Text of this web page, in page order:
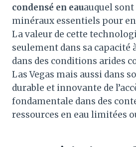
condensé en eauauquel sont
minéraux essentiels pour
La valeur de cette
seulement dans sa capacité
dans des conditions arides
Las Vegas mais aussi dans
durable et innovante de
fondamentale dans des
ressources en eau limitées